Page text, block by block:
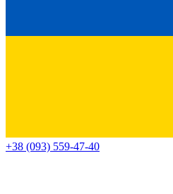
+38 (093) 559-47-40